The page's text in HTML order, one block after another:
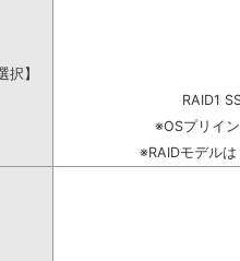
】
RAID1
※OSプリイ
※RAIDモデル